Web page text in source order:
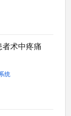
者术中疼痛
统